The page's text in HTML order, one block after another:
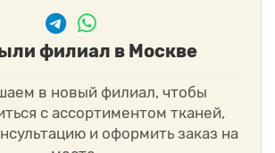
филиал в Москве
в новый филиал, чтобы
с ассортиментом тканей,
и оформить заказ на